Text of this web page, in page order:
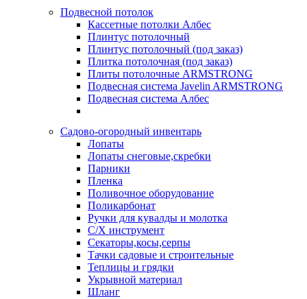
Подвесной потолок
Кассетные потолки Албес
Плинтус потолочный
Плинтус потолочный (под заказ)
Плитка потолочная (под заказ)
Плиты потолочные ARMSTRONG
Подвесная система Javelin ARMSTRONG
Подвесная система Албес
Садово-огородный инвентарь
Лопаты
Лопаты снеговые,скребки
Парники
Пленка
Поливочное оборудование
Поликарбонат
Ручки для кувалды и молотка
С/Х инструмент
Секаторы,косы,серпы
Тачки садовые и строительные
Теплицы и грядки
Укрывной материал
Шланг